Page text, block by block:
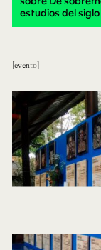
estudios del siglo
evento